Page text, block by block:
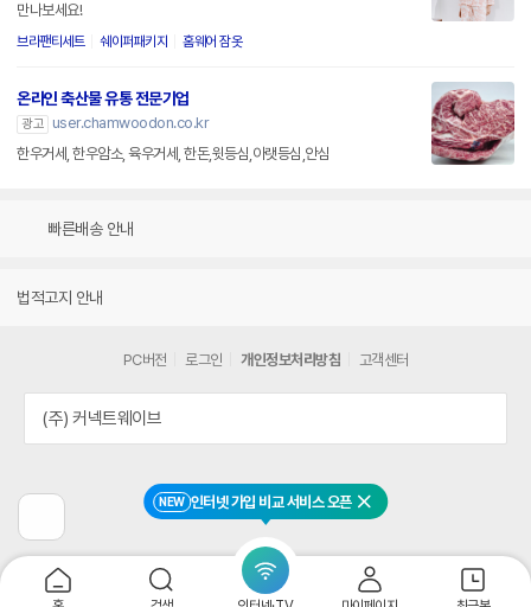
NEW 인터넷 가입 비교 서비스 오픈 닫기
만나보세요!
브라팬티세트 쉐이퍼패키지 홈웨어 잠옷
온라인 축산물 유통 전문기업
광고
user.chamwoodon.co.kr
한우거세, 한우암소, 육우거세, 한돈,윗등심,아랫등심,안심
빠른배송 안내
법적고지 안내
전
페
이
지
PC버전 로그인 개인정보처리방침 고객센터
(주) 커넥트웨이브